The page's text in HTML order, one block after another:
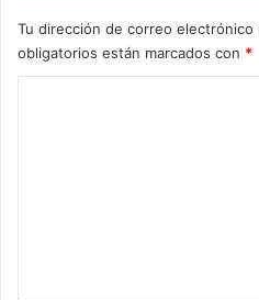
Tu dirección de correo electrónico
obligatorios están marcados con *